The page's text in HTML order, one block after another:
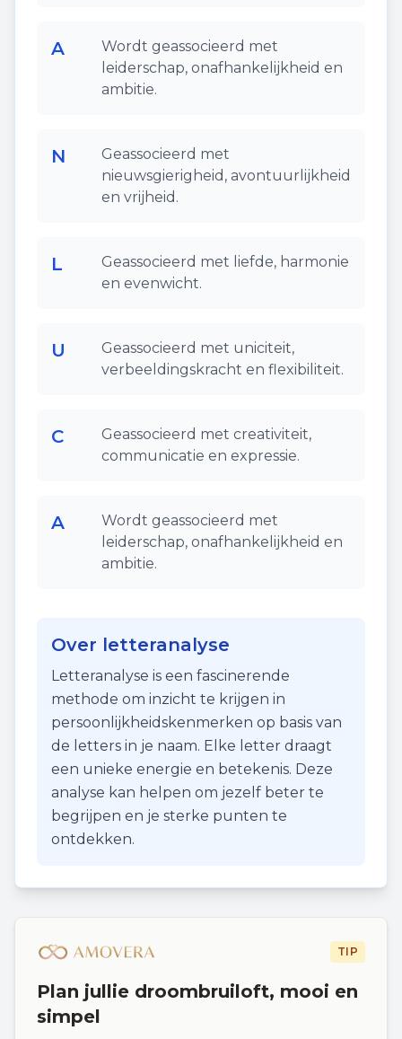
A
Wordt geassocieerd met
leiderschap, onafhankelijkheid en
ambitie.
N
Geassocieerd met
nieuwsgierigheid, avontuurlijkheid
en vrijheid.
L
Geassocieerd met liefde, harmonie
en evenwicht.
U
Geassocieerd met uniciteit,
verbeeldingskracht en flexibiliteit.
C
Geassocieerd met creativiteit,
communicatie en expressie.
A
Wordt geassocieerd met
leiderschap, onafhankelijkheid en
ambitie.
Over letteranalyse
Letteranalyse is een fascinerende
methode om inzicht te krijgen in
persoonlijkheidskenmerken op basis van
de letters in je naam. Elke letter draagt
een unieke energie en betekenis. Deze
analyse kan helpen om jezelf beter te
begrijpen en je sterke punten te
ontdekken.
TIP
Plan jullie droombruiloft, mooi en
simpel